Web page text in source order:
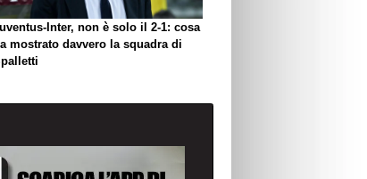
Inter, non è solo il 2-1: cosa
mostrato davvero la squadra di